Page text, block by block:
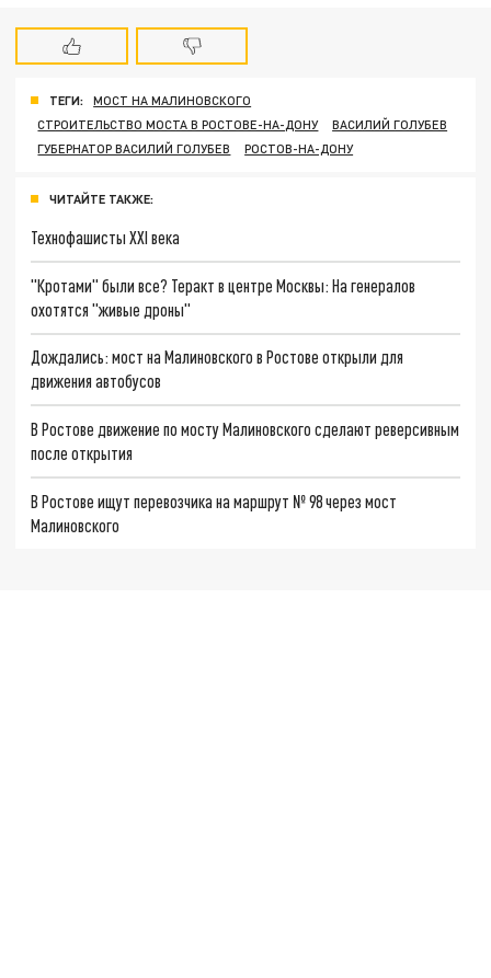
ТЕГИ:
МОСТ НА МАЛИНОВСКОГО
СТРОИТЕЛЬСТВО МОСТА В РОСТОВЕ-НА-ДОНУ
ВАСИЛИЙ ГОЛУБЕВ
ГУБЕРНАТОР ВАСИЛИЙ ГОЛУБЕВ
РОСТОВ-НА-ДОНУ
ЧИТАЙТЕ ТАКЖЕ:
Технофашисты XXI века
"Кротами" были все? Теракт в центре Москвы: На генералов
охотятся "живые дроны"
Дождались: мост на Малиновского в Ростове открыли для
движения автобусов
В Ростове движение по мосту Малиновского сделают реверсивным
после открытия
В Ростове ищут перевозчика на маршрут № 98 через мост
Малиновского